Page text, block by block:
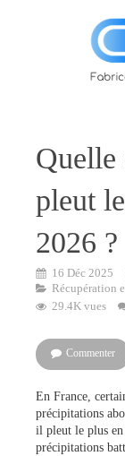
pleut
2026 ?
16 Déc 2025
Récupération
29.4K vues
Commenter
En France,
précipitations
il pleut le plus en
précipitations